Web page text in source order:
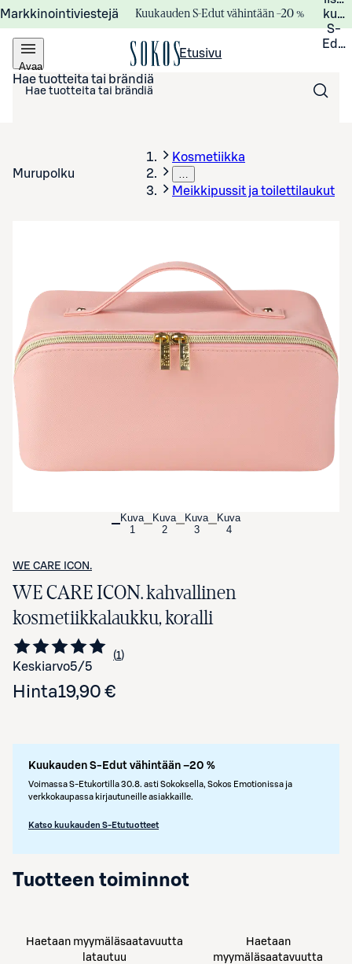
Markkinointiviestejä Kuukauden S-Edut vähintään –20 %
S-
Avaa
valikko
Etusivu
Hae tuotteita tai brändiä
Murupolku
Kosmetiikka
…
Meikkipussit ja toilettilaukut
Avaa tuotekuva suurennettuna
Kuva
1
Kuva
2
Kuva
3
Kuva
4
WE CARE ICON.
WE CARE ICON. kahvallinen
kosmetiikkalaukku, koralli
Keskiarvo5/5 Siirry arvioihin
1
kappale
Hinta19,90 €
Kuukauden S-Edut vähintään –20 %
Voimassa S-Etukortilla 30.8. asti Sokoksella, Sokos Emotionissa ja
verkkokaupassa kirjautuneille asiakkaille.
Katso kuukauden S-Etutuotteet
Tuotteen toiminnot
Haetaan myymäläsaatavuutta
latautuu
Haetaan
myymäläsaatavuutta